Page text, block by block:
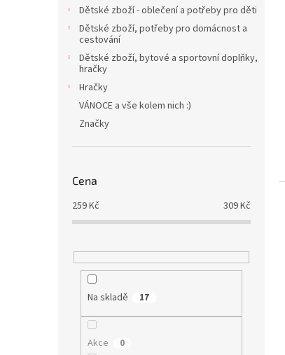
Dětské zboží - oblečení a potřeby pro děti
Dětské zboží, potřeby pro domácnost a
cestování
Dětské zboží, bytové a sportovní doplňky,
hračky
Hračky
VÁNOCE a vše kolem nich :)
Značky
Cena
259Kč 309Kč
Na skladě 17
Akce 0